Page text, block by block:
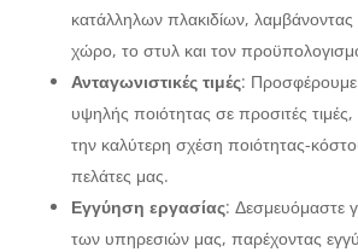
κατάλληλων πλακιδίων,
χώρο, το στυλ και τον
Ανταγωνιστικές τιμές: Προσφέρουμε
υψηλής ποιότητας σε προσιτές τιμές,
την καλύτερη σχέση ποιότητας-
πελάτες μας.
Εγγύηση εργασίας: Δεσμευόμαστε
των υπηρεσιών μας, παρέχοντας